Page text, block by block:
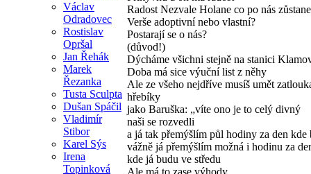
Václav
Odradovec
Rostislav
Opršal
Jan Řehák
Marek
Řezanka
Tusta Sculpta
Dušan Spáčil
Vladimír
Stibor
Karel Sýs
Irena
Topinková
Radost Nezvale Holane co po nás zůstane
Verše adoptivní nebo vlastní?
Postarají se o nás?
(důvod!)
Dýcháme všichni stejně na stanici
Doba má sice výuční list z něhy
Ale ze všeho nejdříve musíš umět
hřebíky
jako Baruška: „víte ono je to celý divný
naši se rozvedli
a já tak přemýšlím půl hodiny za den kde
vážně já přemýšlím možná i hodinu za
kde já budu ve středu